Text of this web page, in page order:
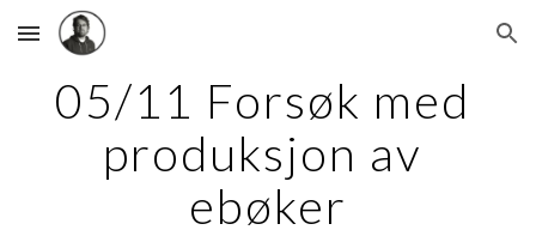
Skip to main content Skip to navigation
05/11 Forsøk med
produksjon av
ebøker